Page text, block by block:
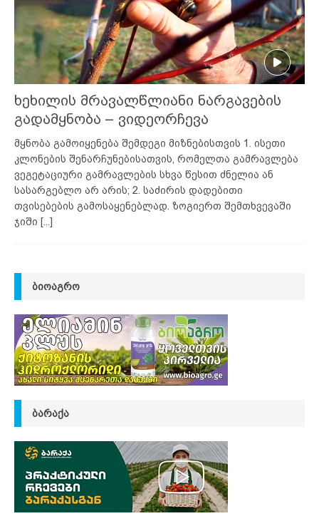
ხეხილის მრავალწლიანი ნარგავების
გადამყნობა – ვიდეორჩევა
მყნობა გამოიყენება შემდეგი მიზნებისთვის 1. ისეთი
კლონების შენარჩუნებისათვის, რომელთა გამრავლება
ვეგეტაციური გამრავლების სხვა წესით ძნელია ან
სასარგებლო არ არის; 2. საძირის დადებითი
თვისებების გამოსაყენებლად. ზოგიერთ შემთხვევაში
ჯიში [...]
ᲑᲘᲝᲐᲒᲠᲝ
ᲑᲐᲠᲐᲥᲐ